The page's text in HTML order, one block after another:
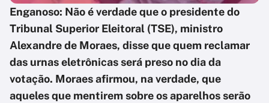
Enganoso: Não é verdade que o presidente do
Tribunal Superior Eleitoral (TSE), ministro
Alexandre de Moraes, disse que quem reclamar
das urnas eletrônicas será preso no dia da
votação. Moraes afirmou, na verdade, que
aqueles que mentirem sobre os aparelhos serão